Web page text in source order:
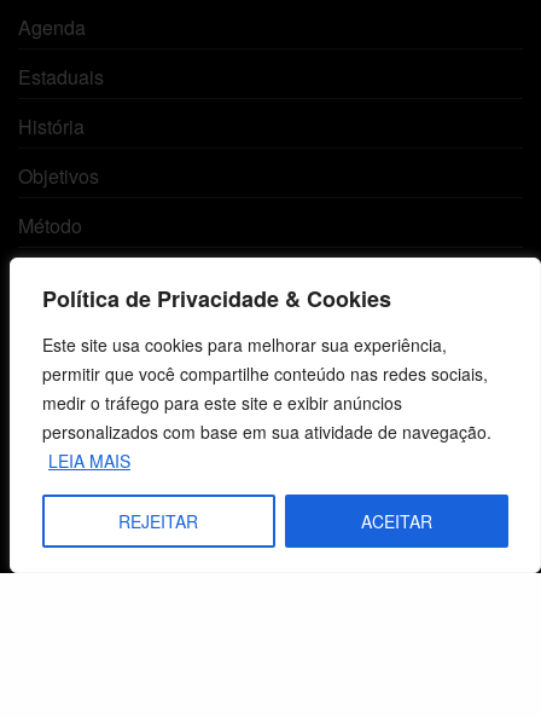
Política de Privacidade & Cookies
Este site usa cookies para melhorar sua experiência,
permitir que você compartilhe conteúdo nas redes sociais,
medir o tráfego para este site e exibir anúncios
personalizados com base em sua atividade de navegação.
LEIA MAIS
REJEITAR ACEITAR
Agenda
Estaduais
História
Objetivos
Método
Atendimento ao Cliente
Livraria
Minha conta